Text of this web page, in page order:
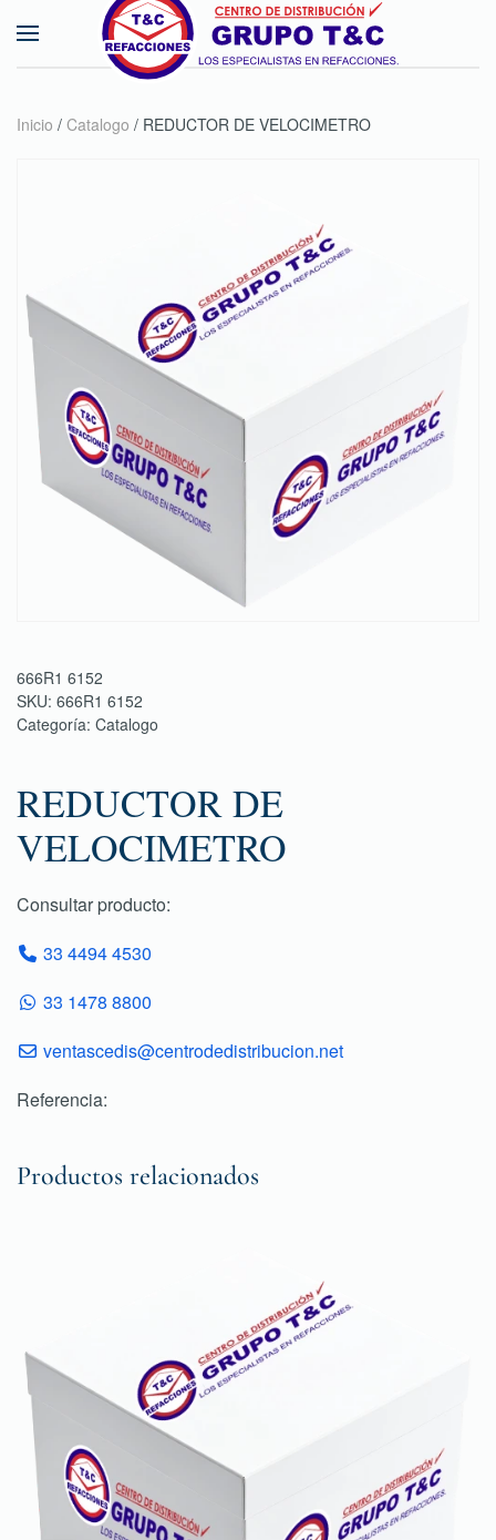
Skip to main content
Inicio / Catalogo / REDUCTOR DE VELOCIMETRO
666R1 6152
SKU: 666R1 6152
Categoría: Catalogo
REDUCTOR DE
VELOCIMETRO
Consultar producto:
33 4494 4530
33 1478 8800
ventascedis@centrodedistribucion.net
Referencia:
Productos relacionados